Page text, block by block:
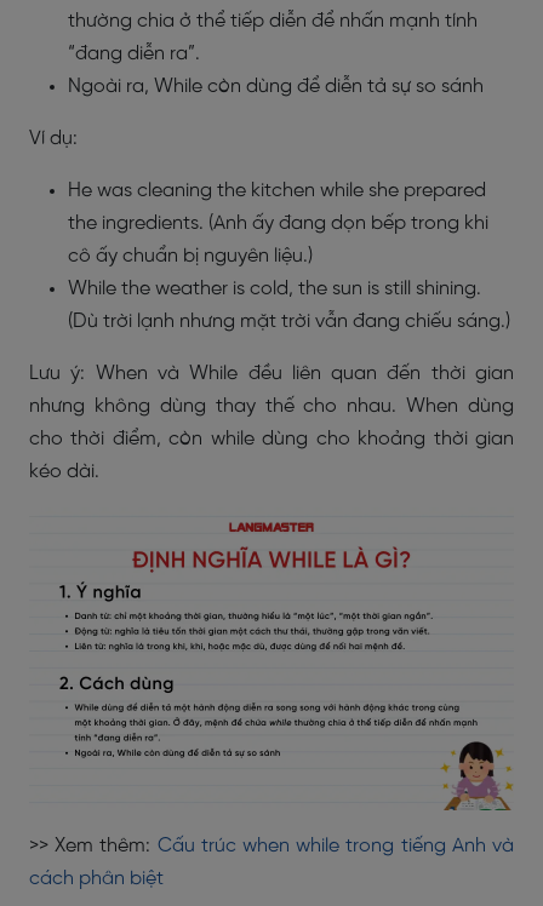
thường chia ở thể tiếp diễn để nhấn mạnh tính
“đang diễn ra”.
Ngoài ra, While còn dùng để diễn tả sự so sánh
Ví dụ:
He was cleaning the kitchen while she prepared
the ingredients. (Anh ấy đang dọn bếp trong khi
cô ấy chuẩn bị nguyên liệu.)
While the weather is cold, the sun is still shining.
(Dù trời lạnh nhưng mặt trời vẫn đang chiếu sáng.)
Lưu ý: When và While đều liên quan đến thời gian
nhưng không dùng thay thế cho nhau. When dùng
cho thời điểm, còn while dùng cho khoảng thời gian
kéo dài.
>> Xem thêm: Cấu trúc when while trong tiếng Anh và
cách phân biệt